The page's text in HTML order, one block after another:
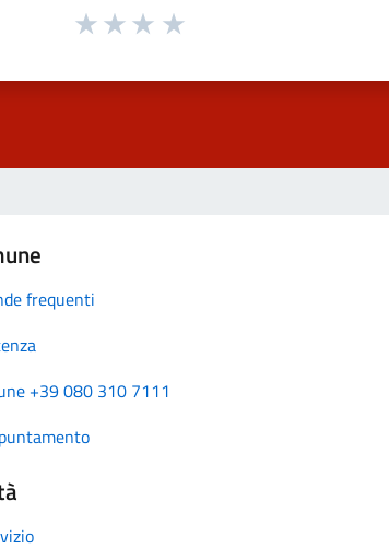
frequenti
+39 080 310 7111